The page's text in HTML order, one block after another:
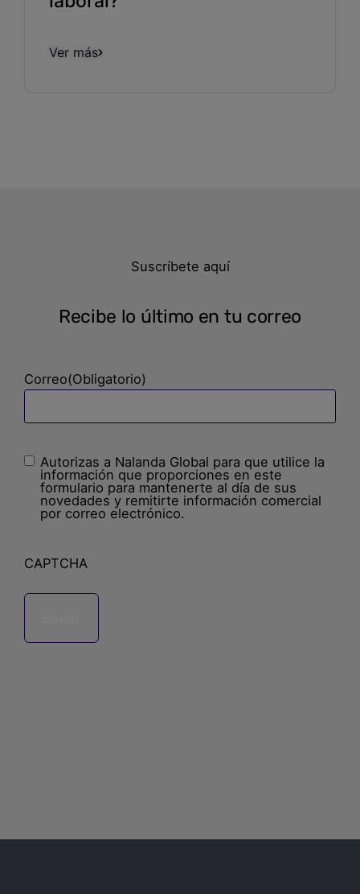
Ver más
Suscríbete aquí
Recibe lo último en tu correo
Correo(Obligatorio)
Sin
nombre(Obligatorio)
Autorizas a Nalanda Global para que utilice la
información que proporciones en este
formulario para mantenerte al día de sus
novedades y remitirte información comercial
por correo electrónico.
CAPTCHA